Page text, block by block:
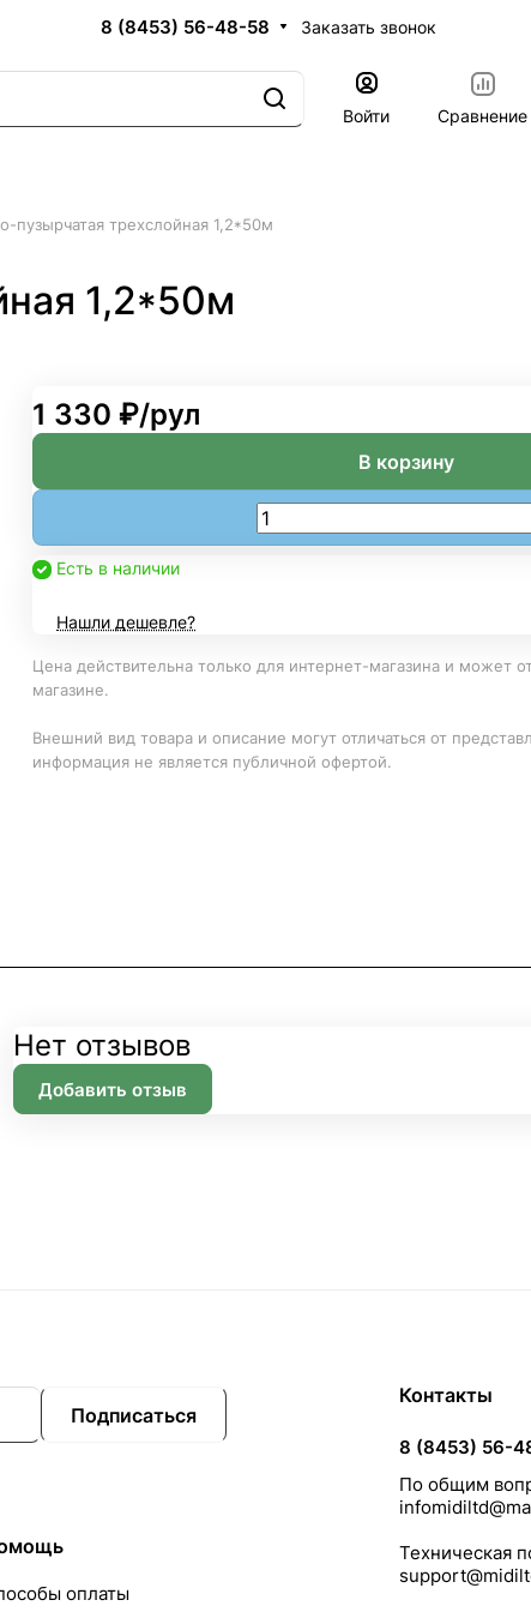
8 (8453) 56-48-58 Заказать звонок
Войти Сравнение
пузырчатая трехслойная 1,2*50м
1,2*50м
1 330 ₽/рул
В корзину
Есть в наличии
Нашли дешевле?
Цена действительна только для интернет-магазина и может
магазине.
Внешний вид товара и описание могут отличаться от
информация не является публичной офертой.
Нет отзывов
Добавить отзыв
Подписаться
оплаты
Контакты
8 (8453) 56-
По общим
Техническая